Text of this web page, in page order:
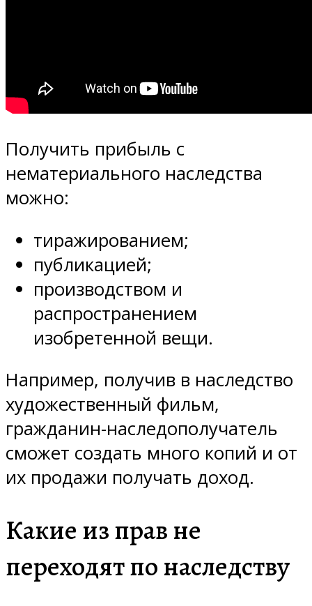
Получить прибыль с
нематериального наследства
можно:
тиражированием;
публикацией;
производством и
распространением
изобретенной вещи.
Например, получив в наследство
художественный фильм,
гражданин-наследополучатель
сможет создать много копий и от
их продажи получать доход.
Какие из прав не
переходят по наследству